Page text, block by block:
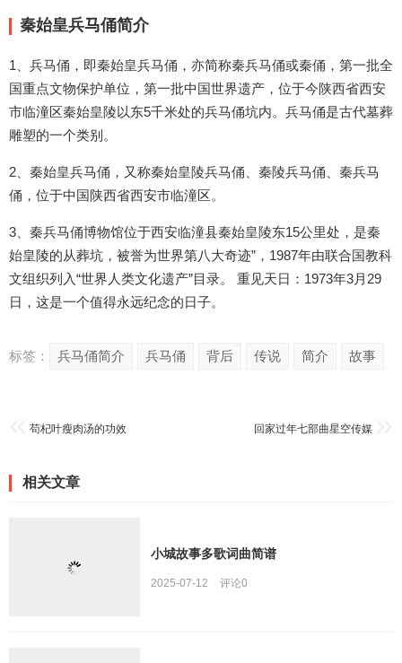
秦始皇兵马俑简介
1、兵马俑，即秦始皇兵马俑，亦简称秦兵马俑或秦俑，第一批全
国重点文物保护单位，第一批中国世界遗产，位于今陕西省西安
市临潼区秦始皇陵以东5千米处的兵马俑坑内。兵马俑是古代墓葬
雕塑的一个类别。
2、秦始皇兵马俑，又称秦始皇陵兵马俑、秦陵兵马俑、秦兵马
俑，位于中国陕西省西安市临潼区。
3、秦兵马俑博物馆位于西安临潼县秦始皇陵东15公里处，是秦
始皇陵的从葬坑，被誉为世界第八大奇迹”，1987年由联合国教科
文组织列入“世界人类文化遗产”目录。 重见天日：1973年3月29
日，这是一个值得永远纪念的日子。
标签： 兵马俑简介 兵马俑 背后 传说 简介 故事
苟杞叶瘦肉汤的功效 回家过年七部曲星空传媒
相关文章
小城故事多歌词曲简谱
2025-07-12 评论0